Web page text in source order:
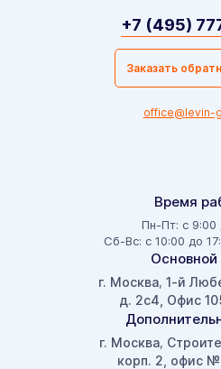
Время
Пн-Пт: с 9:00
Сб-Вс: с 10:00 до
Основной
г. Москва, 1-й
д. 2с4, Офис
г. Москва,
корп. 2, офис
+7 (495)
Заказать
office@levin-